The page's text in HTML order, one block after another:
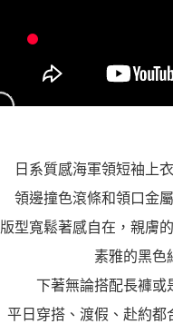
日系質感海軍領短袖上
領邊撞色滾條和領口金
版型寬鬆著感自在，親膚
素雅的黑色
下著無論搭配長褲或
平日穿搭、渡假、赴約都